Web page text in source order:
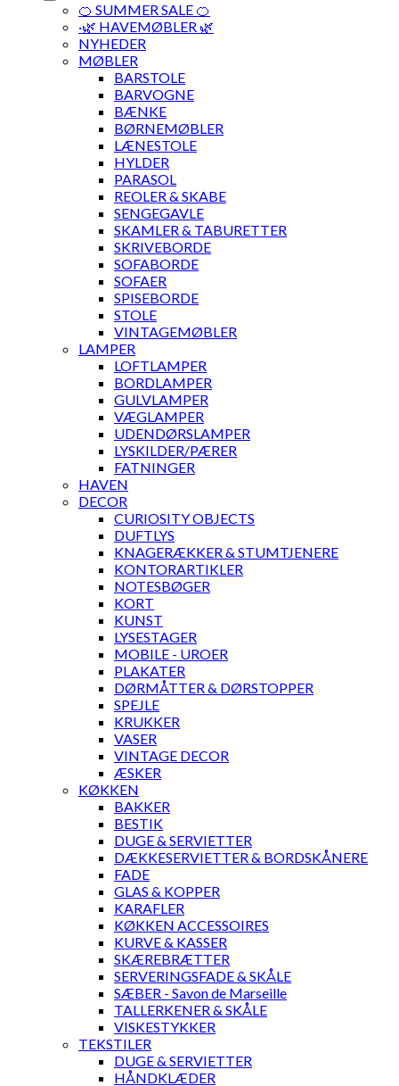
🍊 SUMMER SALE 🍊
·🌿 HAVEMØBLER 🌿
NYHEDER
MØBLER
BARSTOLE
BARVOGNE
BÆNKE
BØRNEMØBLER
LÆNESTOLE
HYLDER
PARASOL
REOLER & SKABE
SENGEGAVLE
SKAMLER & TABURETTER
SKRIVEBORDE
SOFABORDE
SOFAER
SPISEBORDE
STOLE
VINTAGEMØBLER
LAMPER
LOFTLAMPER
BORDLAMPER
GULVLAMPER
VÆGLAMPER
UDENDØRSLAMPER
LYSKILDER/PÆRER
FATNINGER
HAVEN
DECOR
CURIOSITY OBJECTS
DUFTLYS
KNAGERÆKKER & STUMTJENERE
KONTORARTIKLER
NOTESBØGER
KORT
KUNST
LYSESTAGER
MOBILE - UROER
PLAKATER
DØRMÅTTER & DØRSTOPPER
SPEJLE
KRUKKER
VASER
VINTAGE DECOR
ÆSKER
KØKKEN
BAKKER
BESTIK
DUGE & SERVIETTER
DÆKKESERVIETTER & BORDSKÅNERE
FADE
GLAS & KOPPER
KARAFLER
KØKKEN ACCESSOIRES
KURVE & KASSER
SKÆREBRÆTTER
SERVERINGSFADE & SKÅLE
SÆBER - Savon de Marseille
TALLERKENER & SKÅLE
VISKESTYKKER
TEKSTILER
DUGE & SERVIETTER
HÅNDKLÆDER